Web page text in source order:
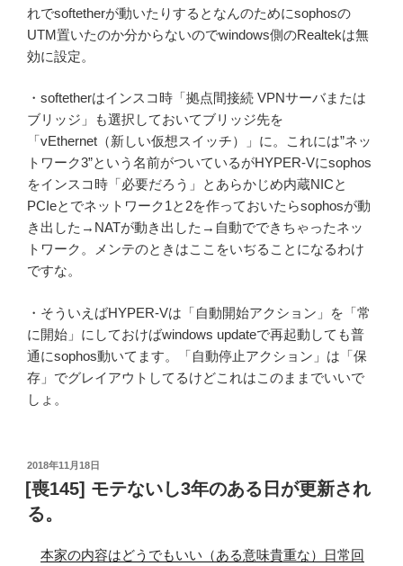
れでsoftetherが動いたりするとなんのためにsophosの
UTM置いたのか分からないのでwindows側のRealtekは無
効に設定。
・softetherはインスコ時「拠点間接続 VPNサーバまたは
ブリッジ」も選択しておいてブリッジ先を
「vEthernet（新しい仮想スイッチ）」に。これには”ネッ
トワーク3”という名前がついているがHYPER-Vにsophos
をインスコ時「必要だろう」とあらかじめ内蔵NICと
PCIeとでネットワーク1と2を作っておいたらsophosが動
き出した→NATが動き出した→自動でできちゃったネッ
トワーク。メンテのときはここをいぢることになるわけ
ですな。
・そういえばHYPER-Vは「自動開始アクション」を「常
に開始」にしておけばwindows updateで再起動しても普
通にsophos動いてます。「自動停止アクション」は「保
存」でグレイアウトしてるけどこれはこのままでいいで
しょ。
投
稿
日:
2018年11月18日
[喪145] モテないし3年のある日が更新され
る。
本家の内容はどうでもいい（ある意味貴重な）日常回